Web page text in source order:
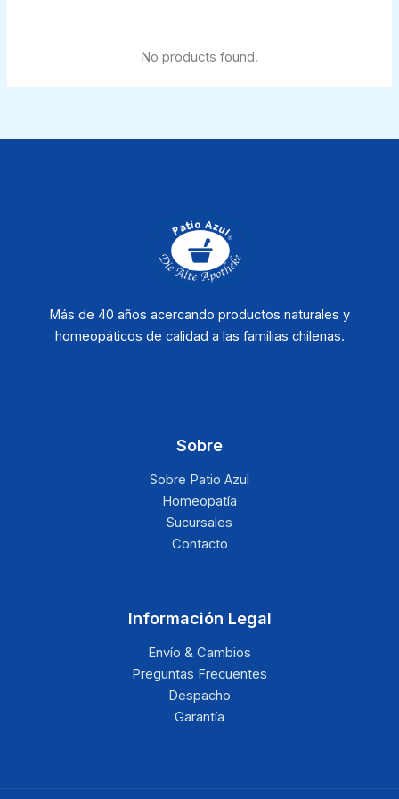
No products found.
Más de 40 años acercando productos naturales y
homeopáticos de calidad a las familias chilenas.
Sobre
Sobre Patio Azul
Homeopatía
Sucursales
Contacto
Información Legal
Envío & Cambios
Preguntas Frecuentes
Despacho
Garantía